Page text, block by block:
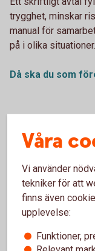
trygghet, minskar
manual för
på i olika situationer.
Då ska du som
Har du en hobby
sitter du på en
ut än? Det finns
extrapengar på att
Våra
Vi använder
tekniker för att
finns även
upplevelse:
Funktioner,